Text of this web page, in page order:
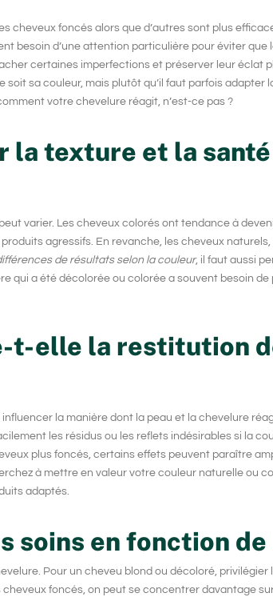
cheveux foncés alors que d’autres sont plus
besoin d’une attention particulière pour éviter que
certaines imperfections et préserver leur éclat
sa couleur, mais plutôt qu’il faut parfois adapter
votre chevelure réagit, n’est-ce pas ?
la texture et la
varier. Les cheveux colorés ont tendance à
agressifs. En revanche, les cheveux naturels,
de résultats selon la couleur, il faut aussi
qui a été décolorée ou colorée a souvent besoin de
t-elle la restitution
la manière dont la peau et la chevelure
les résidus ou les reflets indésirables si la
plus foncés, certains effets peuvent paraître
à mettre en valeur votre couleur naturelle ou
adaptés.
soins en fonction
Pour un cheveu blond ou décoloré ,
foncés, on peut se concentrer davantage